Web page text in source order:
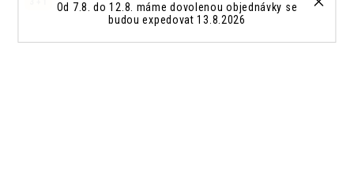
Od 7.8. do 12.8. máme dovolenou objednávky se
budou expedovat 13.8.2026